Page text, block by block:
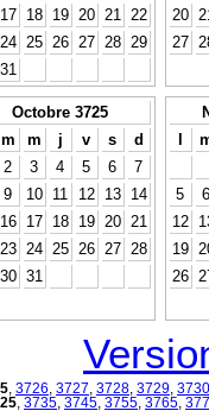
17 18 19 20 21
22
24 25 26 27 28
29
31
20
27
Octobre 3725
m m j v s
d
2 3 4 5 6
7
9 10 11 12 13
14
16 17 18 19 20
21
23 24 25 26 27
28
30 31
l
5
6
12
19
26
3726 3727 3728 3729 3730
3735 3745 3755 3765